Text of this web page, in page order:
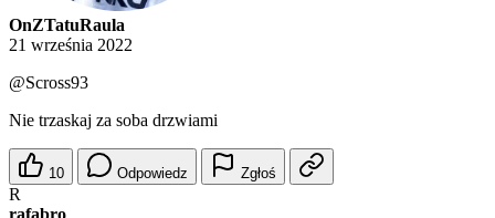
OnZTatuRaula
21 września 2022
@Scross93
Nie trzaskaj za soba drzwiami
10 Odpowiedz Zgłoś
R
rafabro